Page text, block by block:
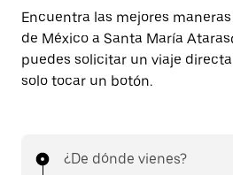
Encuentra las mejores
de México a Santa María
puedes solicitar un viaje
solo tocar un botón.
¿De dónde vienes?